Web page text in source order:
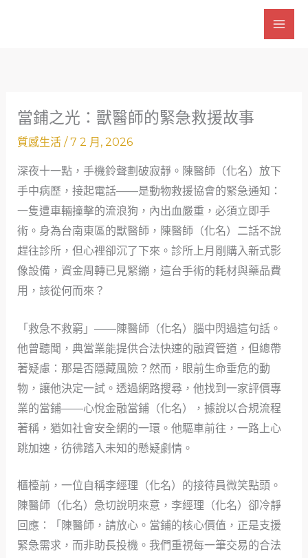
當鋪之光：獸醫師的緊急救援故事
質感生活/7 2 月, 2026
深夜十一點，手機鈴聲劃破寂靜。陳醫師（化名）放下
手中病歷，接起電話——是動物救援協會的緊急通知：
一隻遭車輛撞擊的流浪狗，內出血嚴重，必須立即手
術。身為台南東區的獸醫師，陳醫師（化名）二話不說
趕往診所，但心裡卻沉了下來。診所上月剛購入新式影
像設備，資金周轉已見緊繃，這台手術的耗材與藥品費
用，該從何而來？
「救急不救窮」——陳醫師（化名）腦中閃過這句話。
他曾聽聞，典當業能提供合法快速的融資管道，但總帶
著疑慮：那是否隱藏風險？然而，眼前生命垂危的動
物，讓他決定一試。透過網路搜尋，他找到一家評價專
業的當鋪——心悅金融當鋪（化名），據說以合規流程
著稱，猶如社會安全網的一環。他驅車前往，一路上心
跳加速，彷彿踏入未知的懸疑劇情。
櫃檯前，一位自稱李經理（化名）的接待員微笑點頭。
陳醫師（化名）急切說明來意，李經理（化名）卻冷靜
回應：「陳醫師，請放心。當鋪的核心價值，正是支援
緊急需求，而非助長投機。我們重視每一筆交易的合法